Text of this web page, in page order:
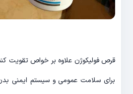
قرص فولیکوژن علاوه بر خواص تقویت
برای سلامت عمومی و سیستم ایمنی